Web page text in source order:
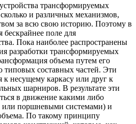
трансформируемых
и различных механизмов,
за всю свою историю. Поэтому в
бескрайнее поле для
Пока наиболее распространены
разработки трансформируемых
объема путем его
типовых составных частей. Эти
к несущему каркасу или друг к
шарниров. В результате эти
в движение какими либо
или поршневыми системами) и
По такому принципу